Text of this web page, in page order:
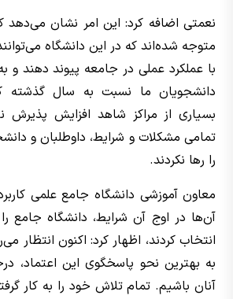
نعمتی اضافه کرد: این امر نشان
متوجه شده‌اند که در این دانشگاه
با عملکرد عملی در جامعه پیوند دهند و
دانشجویان ما نسبت به سال گذشته
بسیاری از مراکز شاهد افزایش پذیرش
تمامی مشکلات و شرایط، داوطلبان و
را رها نکردند.
معاون آموزشی دانشگاه جامع علمی
آن‌ها در اوج آن شرایط، دانشگاه جامع
انتخاب کردند، اظهار کرد: اکنون انتظار
به بهترین نحو پاسخگوی این اعتماد،
آنان باشیم. تمام تلاش خود را به کار